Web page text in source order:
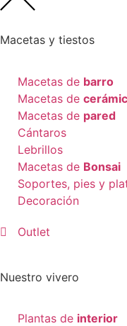
Macetas y tiestos
Macetas de barro
Macetas de
Macetas de pared
Cántaros
Lebrillos
Macetas de Bonsai
Soportes, pies y
Decoración
Outlet
Nuestro vivero
Plantas de interior